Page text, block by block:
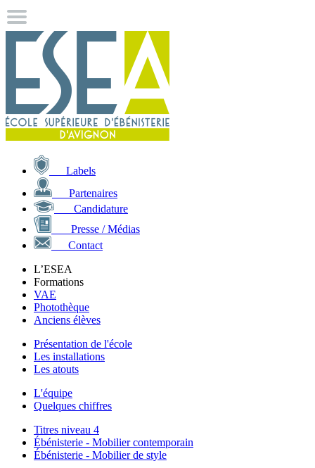
Labels
Partenaires
Candidature
Presse / Médias
Contact
L’ESEA
Formations
VAE
Photothèque
Anciens élèves
Présentation de l'école
Les installations
Les atouts
L'équipe
Quelques chiffres
Titres niveau 4
Ébénisterie - Mobilier contemporain
Ébénisterie - Mobilier de style